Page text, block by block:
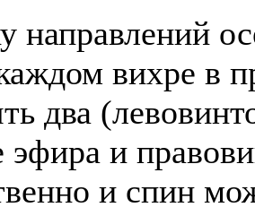
направлений
вихре в
два
и
и спин